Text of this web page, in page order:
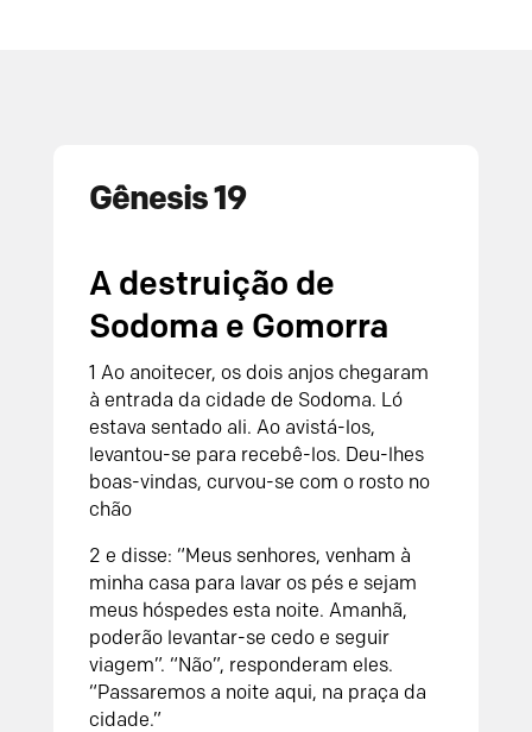
Gênesis 19
A destruição de
Sodoma e Gomorra
1 Ao anoitecer, os dois anjos chegaram
à entrada da cidade de Sodoma. Ló
estava sentado ali. Ao avistá-los,
levantou-se para recebê-los. Deu-lhes
boas-vindas, curvou-se com o rosto no
chão
2 e disse: “Meus senhores, venham à
minha casa para lavar os pés e sejam
meus hóspedes esta noite. Amanhã,
poderão levantar-se cedo e seguir
viagem”. “Não”, responderam eles.
“Passaremos a noite aqui, na praça da
cidade.”